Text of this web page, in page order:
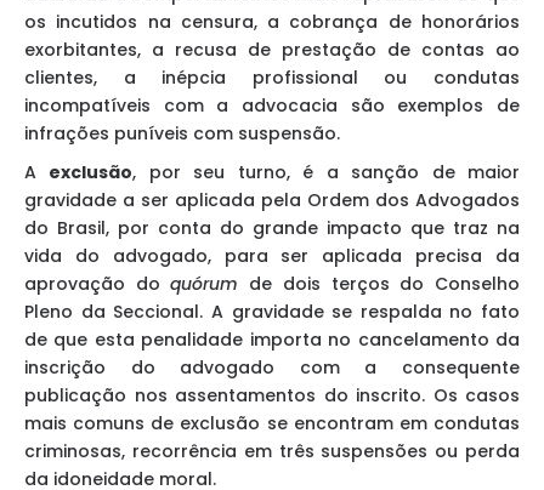
os incutidos na censura, a cobrança de honorários
exorbitantes, a recusa de prestação de contas ao
clientes, a inépcia profissional ou condutas
incompatíveis com a advocacia são exemplos de
infrações puníveis com suspensão.
A exclusão, por seu turno, é a sanção de maior
gravidade a ser aplicada pela Ordem dos Advogados
do Brasil, por conta do grande impacto que traz na
vida do advogado, para ser aplicada precisa da
aprovação doquórum de dois terços do Conselho
Pleno da Seccional. A gravidade se respalda no fato
de que esta penalidade importa no cancelamento da
inscrição do advogado com a consequente
publicação nos assentamentos do inscrito. Os casos
mais comuns de exclusão se encontram em condutas
criminosas, recorrência em três suspensões ou perda
da idoneidade moral.